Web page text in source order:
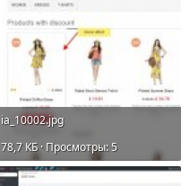
ia_10002.jpg
78,7 КБ · Просмотры: 5